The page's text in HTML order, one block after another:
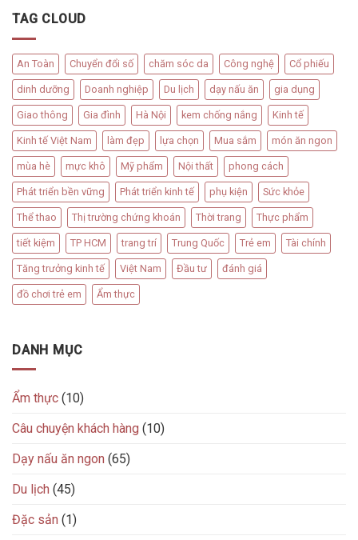
TAG CLOUD
An Toàn Chuyển đổi số chăm sóc da Công nghệ Cổ phiếu
dinh dưỡng Doanh nghiệp Du lịch dạy nấu ăn gia dụng
Giao thông Gia đình Hà Nội kem chống nắng Kinh tế
Kinh tế Việt Nam làm đẹp lựa chọn Mua sắm món ăn ngon
mùa hè mực khô Mỹ phẩm Nội thất phong cách
Phát triển bền vững Phát triển kinh tế phụ kiện Sức khỏe
Thể thao Thị trường chứng khoán Thời trang Thực phẩm
tiết kiệm TP HCM trang trí Trung Quốc Trẻ em Tài chính
Tăng trưởng kinh tế Việt Nam Đầu tư đánh giá
đồ chơi trẻ em Ẩm thực
DANH MỤC
Ẩm thực (10)
Câu chuyện khách hàng (10)
Dạy nấu ăn ngon (65)
Du lịch (45)
Đặc sản (1)